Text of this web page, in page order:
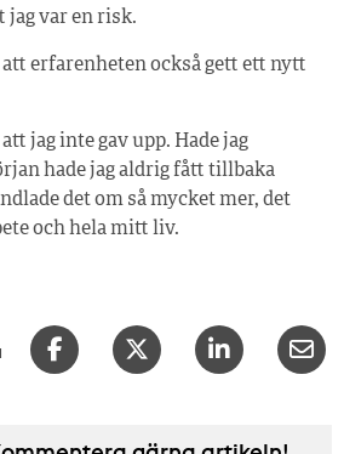
jag var en risk.
erfarenheten också gett ett nytt
att jag inte gav upp. Hade jag
hade jag aldrig fått tillbaka
det om så mycket mer, det
och hela mitt liv.